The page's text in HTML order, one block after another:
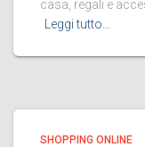
casa, regali e
Leggi tutto…
SHOPPING ONLINE